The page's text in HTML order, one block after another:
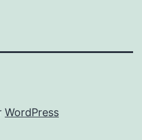
WordPress